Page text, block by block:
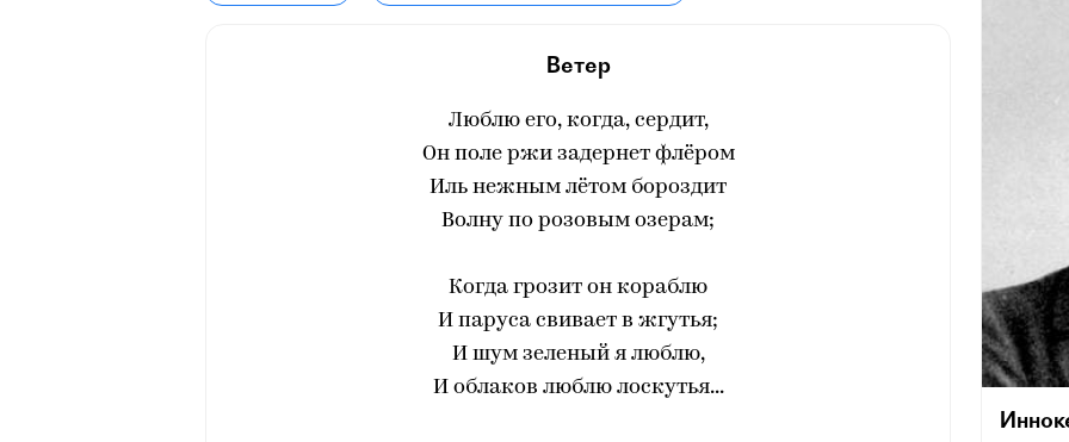
Ветер
Люблю его, когда, сердит,
Он поле ржи задернет флёром
Иль нежным лётом бороздит
Волну по розовым озерам;
Когда грозит он кораблю
И паруса свивает в жгутья;
И шум зеленый я люблю,
И облаков люблю лоскутья...